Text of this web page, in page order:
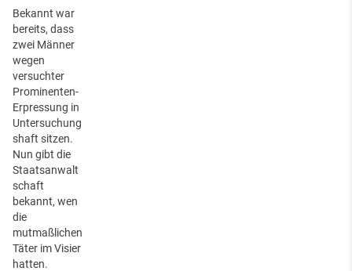
Bekannt war
bereits, dass
zwei Männer
wegen
versuchter
Prominenten-
Erpressung in
Untersuchung
shaft sitzen.
Nun gibt die
Staatsanwalt
schaft
bekannt, wen
die
mutmaßlichen
Täter im Visier
hatten.